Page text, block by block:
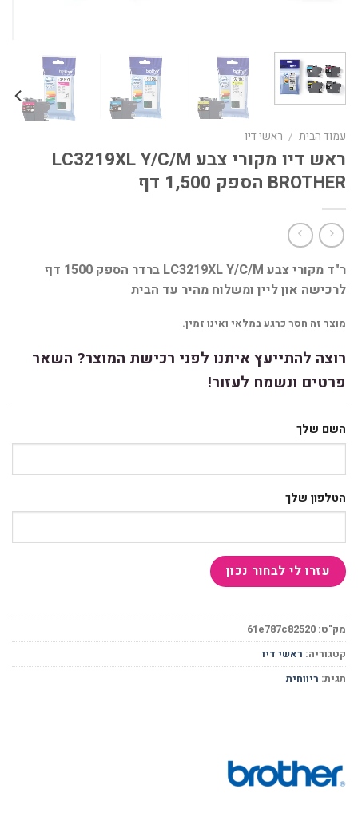
עמוד הבית / ראשי דיו
ראש דיו מקורי צבע LC3219XL Y/C/M
BROTHER הספק 1,500 דף
ר"ד מקורי צבע LC3219XL Y/C/M ברדר הספק 1500 דף
לרכישה און ליין ומשלוח מהיר עד הבית
מוצר זה חסר כרגע במלאי ואינו זמין.
רוצה להתייעץ איתנו לפני רכישת המוצר? השאר
פרטים ונשמח לעזור!
השם שלך
הטלפון שלך
מק"ט:61e787c82520
קטגוריה:ראשי דיו
תגית:ריווחית